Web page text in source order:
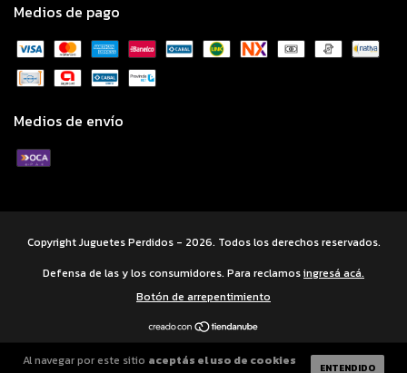
Al navegar por este sitio aceptás el uso de cookies
ENTENDIDO
Medios de pago
Medios de envío
Copyright Juguetes Perdidos - 2026. Todos los derechos reservados.
Defensa de las y los consumidores. Para reclamosingresá acá.
Botón de arrepentimiento